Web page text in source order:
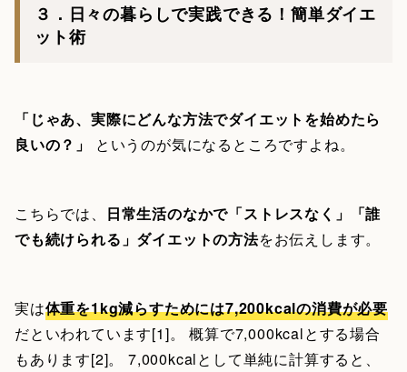
３．日々の暮らしで実践できる！簡単ダイエ
ット術
「じゃあ、実際にどんな方法でダイエットを始めたら
良いの？」
というのが気になるところですよね。
こちらでは、 日常生活のなかで「ストレスなく」「誰
でも続けられる」ダイエットの方法をお伝えします。
実は体重を1kg減らすためには7,200kcalの消費が必要
だといわれています[1]。 概算で7,000kcalとする場合
もあります[2]。 7,000kcalとして単純に計算すると、